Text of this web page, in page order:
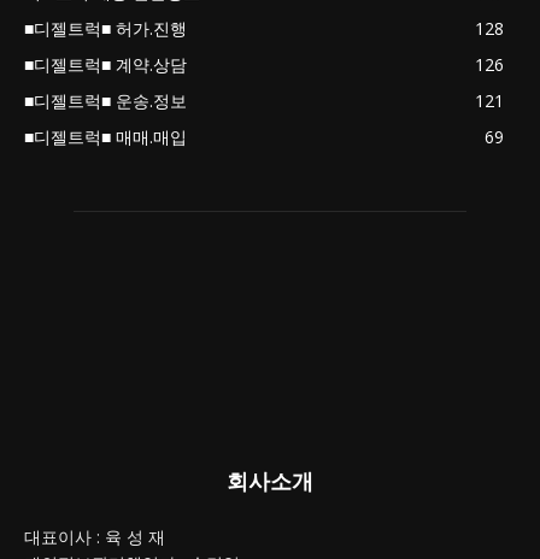
■디젤트럭■ 허가.진행
128
■디젤트럭■ 계약.상담
126
■디젤트럭■ 운송.정보
121
■디젤트럭■ 매매.매입
69
회사소개
대표이사 : 육 성 재